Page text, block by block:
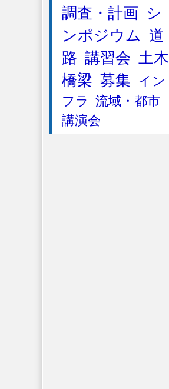
調査・計画
シ
ンポジウム 道
路 講習会 土木
橋梁 募集
イン
フラ
流域・都市
講演会